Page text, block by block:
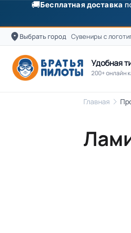
🚚Бесплатная доставка
Выбрать город Сувениры с
Удобная
200+ онлайн
Главная